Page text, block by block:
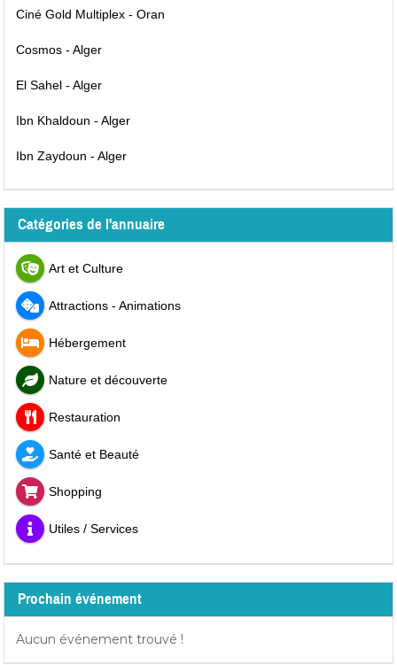
Ciné Gold Multiplex - Oran
Cosmos - Alger
El Sahel - Alger
Ibn Khaldoun - Alger
Ibn Zaydoun - Alger
Catégories de l'annuaire
Art et Culture
Attractions - Animations
Hébergement
Nature et découverte
Restauration
Santé et Beauté
Shopping
Utiles / Services
Prochain événement
Aucun événement trouvé !